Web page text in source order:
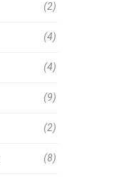
(2)
(4)
(4)
(9)
(2)
(8)